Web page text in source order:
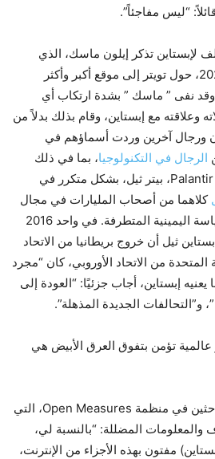
“ليس مفاجئاً”.
أيضًا أكثر من 1000 ملف لإبستاين تذكر إيلون ماسك، الذي
يمكن القول إنه منذ عام 2022، حول تويتر إلى موقع أكبر وأكثر
نفى ” ماسك ” بشدة ارتكاب أي
وعلاقته مع إبستاين، وقام بذلك بدلاً من
ورجال آخرين وردت أسماؤهم في
الرجال في التكنولوجيا، بما في ذلك
المؤسس المشارك لشركة Palantir، بيتر ثيل، بشكل متكرر في
كلاهما من أصحاب المليارات في مجال
اليمينية المتطرفة. في واحد 2016
ثيل أن خروج بريطانيا من الاتحاد
من الاتحاد الأوروبي، كان “مجرد
إبستاين، أجاب جزئيًا: “العودة إلى
و”التحالفات الجديدة المذهلة”.
تؤمن بتفوق العرق الأبيض هي
وقال جاريد هولت، كبير الباحثين في منظمة Open Measures، التي
والمعلومات المضللة: “بالنسبة لي،
مفتون بهذه الأجزاء من الإنترنت،